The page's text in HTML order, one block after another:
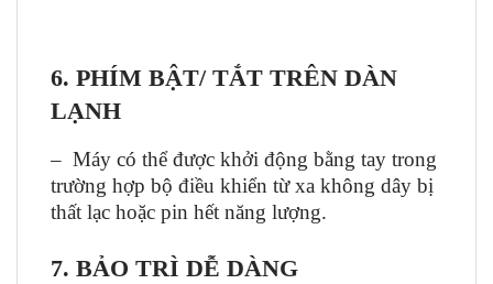
6. PHÍM BẬT/ TẮT TRÊN DÀN
LẠNH
– Máy có thể được khởi động bằng tay trong
trường hợp bộ điều khiển từ xa không dây bị
thất lạc hoặc pin hết năng lượng.
7. BẢO TRÌ DỄ DÀNG